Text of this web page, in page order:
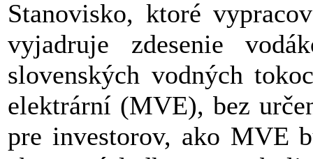
Stanovisko, ktoré
vyjadruje zdesenie
slovenských vodných
elektrární (MVE), bez
pre investorov, ako MVE